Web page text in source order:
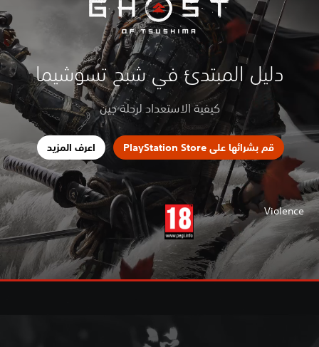
دليل المبتدئ في شبح تسوشيما
كيفية الاستعداد لرحلة جين
قم بشرائها على PlayStation Store اعرف المزيد
Violence